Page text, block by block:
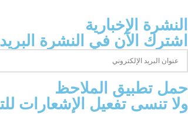
النشرة الإخبارية
اشترك الآن في النشرة
‫حمل تطبيق الملاحظ
ولا تنسى تفعيل الإشعارات